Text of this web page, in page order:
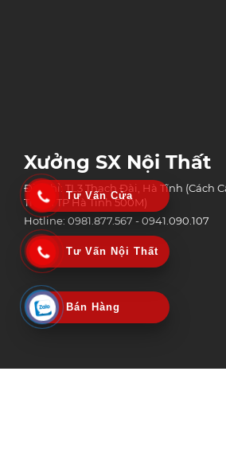
Xưởng SX Nội Thất
Địa chỉ: TL3 Thạch Đài, Hà Tĩnh (Cách
Tránh TP Hà Tĩnh 500M)
Hotline: 0981.877.567 - 0941.090.107
Tư Vấn Cửa
Tư Vấn Nội Thất
Bán Hàng